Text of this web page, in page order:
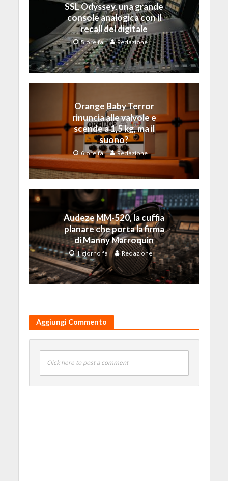
SSL Odyssey, una grande
console analogica con il
recall del digitale
5 ore fa Redazione
Orange Baby Terror
rinuncia alle valvole e
scende a 1,5 kg, ma il
suono?
6 ore fa Redazione
Audeze MM-520, la cuffia
planare che porta la firma
di Manny Marroquin
1 giorno fa Redazione
Aggiungi Commento
Click here to post a comment